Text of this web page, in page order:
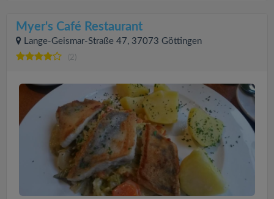
Myer's Café Restaurant
Lange-Geismar-Straße 47, 37073 Göttingen
(2)